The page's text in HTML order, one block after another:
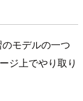
モデルの一つ
ジ上でやり取り